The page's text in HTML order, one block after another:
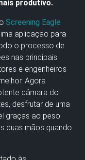
produtivo.
Screening Eagle
aplicação para
o processo de
es nas principais
e engenheiros
Agora
câmara do
desfrutar de uma
graças ao peso
duas mãos quando